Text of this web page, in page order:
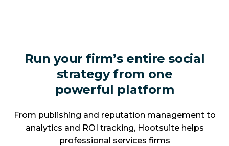
Run your firm’s entire social
strategy from one
powerful platform
From publishing and reputation management to
analytics and ROI tracking, Hootsuite helps
professional services firms